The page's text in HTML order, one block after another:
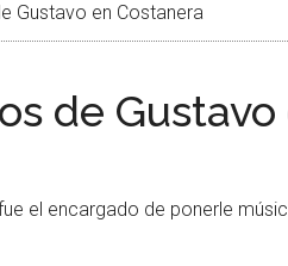
Gustavo en Costanera
de Gustavo
el encargado de ponerle